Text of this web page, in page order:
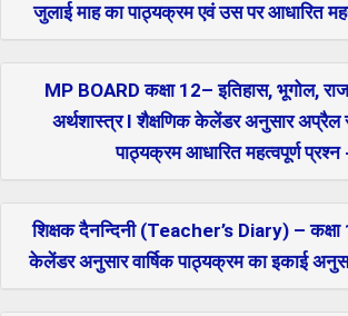
जुलाई माह का पाठ्यक्रम एवं उस पर आधारित
MP BOARD कक्षा 12– इतिहास, भूगोल,
अर्थशास्त्र I शैक्षणिक केलेंडर अनुसार अप्रैल
पाठ्यक्रम आधारित महत्वपूर्ण प्रश्न
शिक्षक दैनन्दिनी (Teacher’s Diary) – कक्षा
केलेंडर अनुसार वार्षिक पाठ्यक्रम का इकाई